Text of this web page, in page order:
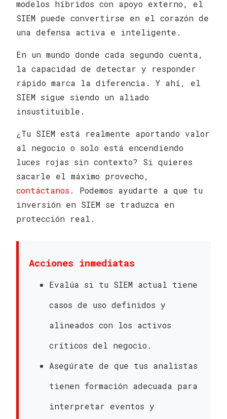
modelos híbridos con apoyo externo, el
SIEM puede convertirse en el corazón de
una defensa activa e inteligente.
En un mundo donde cada segundo cuenta,
la capacidad de detectar y responder
rápido marca la diferencia. Y ahí, el
SIEM sigue siendo un aliado
insustituible.
¿Tu SIEM está realmente aportando valor
al negocio o solo está encendiendo
luces rojas sin contexto? Si quieres
sacarle el máximo provecho,
contáctanos . Podemos ayudarte a que tu
inversión en SIEM se traduzca en
protección real.
Acciones inmediatas
Evalúa si tu SIEM actual tiene
casos de uso definidos y
alineados con los activos
críticos del negocio.
Asegúrate de que tus analistas
tienen formación adecuada para
interpretar eventos y